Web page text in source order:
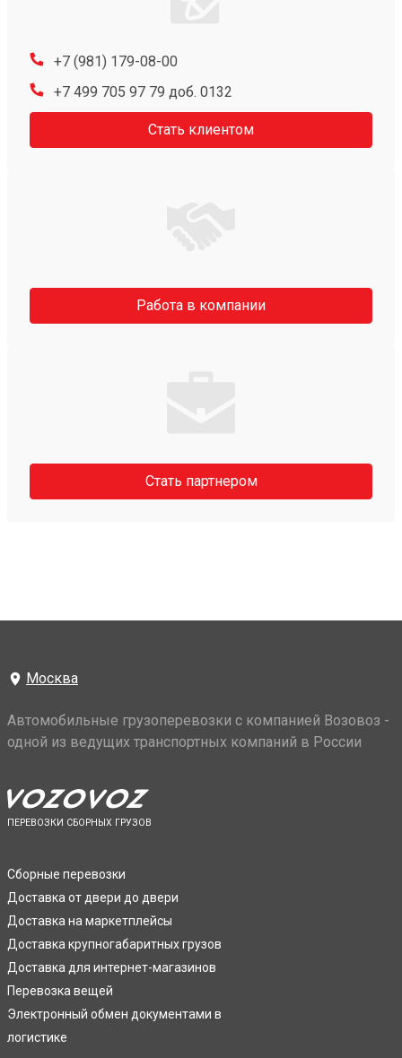
+7 (981) 179-08-00
+7 499 705 97 79 доб. 0132
Стать клиентом
Работа в компании
Стать партнером
Москва
Автомобильные грузоперевозки с компанией Возовоз -
одной из ведущих транспортных компаний в России
ПЕРЕВОЗКИ СБОРНЫХ ГРУЗОВ
Сборные перевозки
Доставка от двери до двери
Доставка на маркетплейсы
Доставка крупногабаритных грузов
Доставка для интернет-магазинов
Перевозка вещей
Электронный обмен документами в
логистике